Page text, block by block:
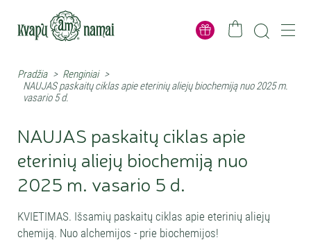
Pradžia > Renginiai >
NAUJAS paskaitų ciklas apie eterinių aliejų biochemiją nuo 2025 m.
vasario 5 d.
NAUJAS paskaitų ciklas apie
eterinių aliejų biochemiją nuo
2025 m. vasario 5 d.
KVIETIMAS. Išsamių paskaitų ciklas apie eterinių aliejų
chemiją. Nuo alchemijos - prie biochemijos!